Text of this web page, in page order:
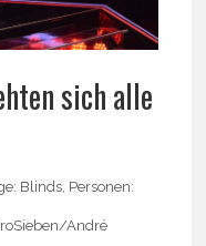
sich alle
Blinds, Personen:
André